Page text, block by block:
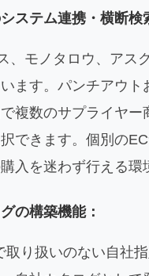
ステム連携・横断検
、モノタロウ、アス
ます。パンチアウ
複数のサプライヤ
できます。個別の
入を迷わず行える環
の構築機能：
取り扱いのない自社